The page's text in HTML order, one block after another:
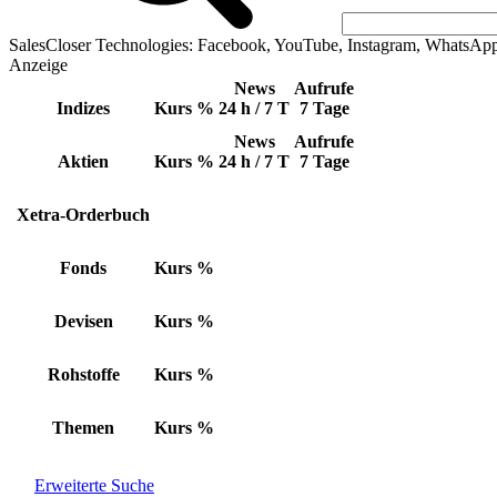
SalesCloser Technologies: Facebook, YouTube, Instagram,
Anzeige
Indizes Kurs %
News
24 h / 7 T
Aufrufe
7 Tage
Aktien Kurs %
News
24 h / 7 T
Aufrufe
7 Tage
Xetra-Orderbuch
Fonds Kurs %
Devisen Kurs %
Rohstoffe Kurs %
Themen Kurs %
Erweiterte Suche